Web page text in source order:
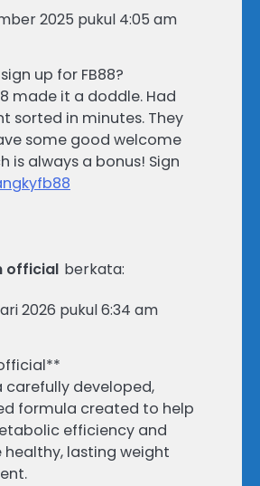
2025 pukul 4:05 am
up for FB88?
made it a doddle. Had
sorted in minutes. They
some good welcome
is always a bonus! Sign
official berkata:
2026 pukul 6:34 am
carefully developed,
formula created to help
efficiency and
healthy, lasting weight